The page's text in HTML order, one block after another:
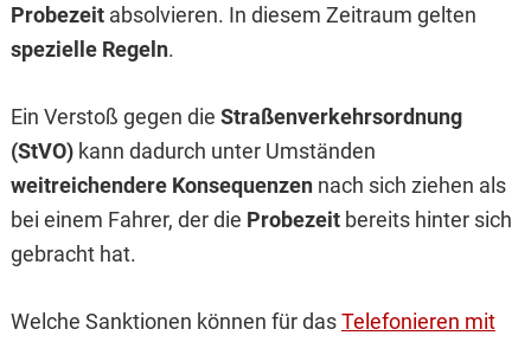
Probezeitabsolvieren. In diesem Zeitraum gelten
spezielle Regeln.
Ein Verstoß gegen die Straßenverkehrsordnung
(StVO)kann dadurch unter Umständen
weitreichendere Konsequenzennach sich ziehen als
bei einem Fahrer, der die Probezeitbereits hinter sich
gebracht hat.
Welche Sanktionen können für dasTelefonieren mit